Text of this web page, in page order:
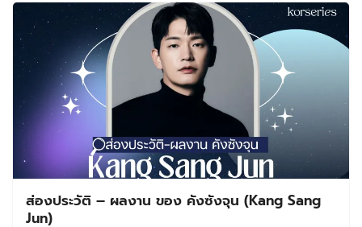
ส่องประวัติ – ผลงาน ของ คังซังจุน (Kang Sang
Jun)